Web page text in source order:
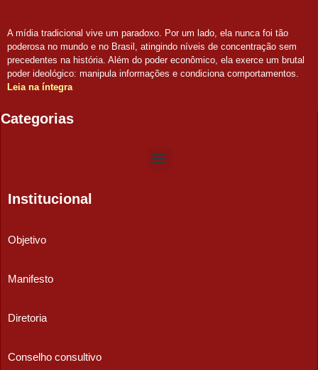
A mídia tradicional vive um paradoxo. Por um lado, ela nunca foi tão
poderosa no mundo e no Brasil, atingindo níveis de concentração sem
precedentes na história. Além do poder econômico, ela exerce um brutal
poder ideológico: manipula informações e condiciona comportamentos.
Leia na íntegra
Categorias
Institucional
Objetivo
Manifesto
Diretoria
Conselho consultivo